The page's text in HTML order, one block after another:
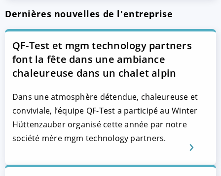
Dernières nouvelles de l'entreprise
QF-Test et mgm technology partners
font la fête dans une ambiance
chaleureuse dans un chalet alpin
Dans une atmosphère détendue, chaleureuse et
conviviale, l’équipe QF-Test a participé au Winter
Hüttenzauber organisé cette année par notre
société mère mgm technology partners.